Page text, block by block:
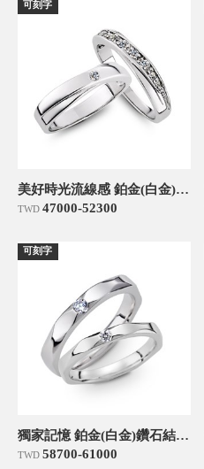
可刻字
美好時光流線感 鉑金(白金)鑽石結婚對戒
TWD 47000-52300
可刻字
獨家記憶 鉑金(白金)鑽石結婚對戒
TWD 58700-61000